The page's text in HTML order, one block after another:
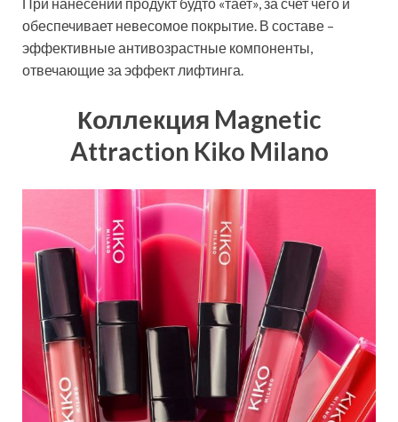
обеспечивает невесомое покрытие. В составе –
эффективные антивозрастные компоненты,
отвечающие за эффект лифтинга.
Коллекция Magnetic
Attraction Kiko Milano